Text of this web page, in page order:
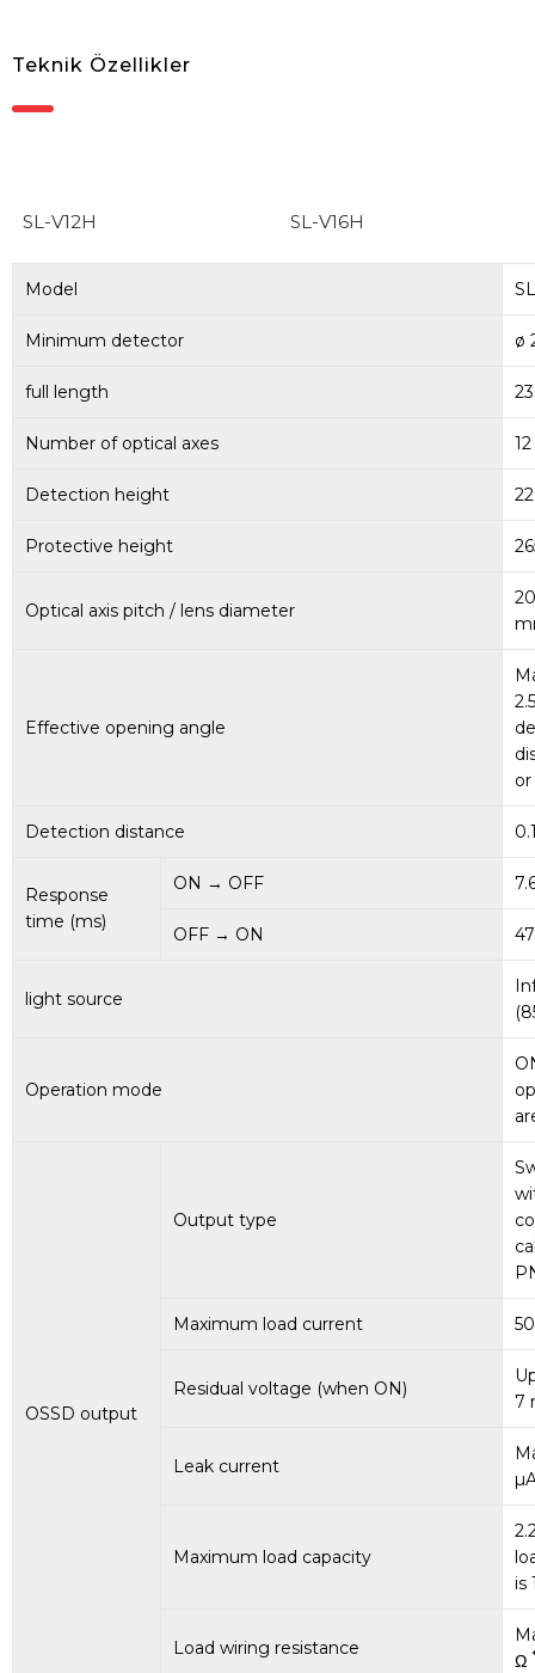
Teknik Özellikler
SL-V12H SL-V16H
Model
Minimum detector ø
full length
Number of optical axes 12
Detection height
Protective height
Optical axis pitch / lens diameter
Effective opening angle
Detection distance
Response
time (ms)
ON → OFF
OFF → ON
light source
Operation mode
OSSD output
Output type
Maximum load current
Residual voltage (when ON)
7
Leak current
Maximum load capacity
is
Load wiring resistance
Ω